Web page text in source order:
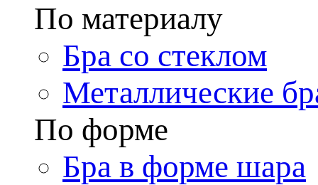
По материалу
Бра со стеклом
Металлические
По форме
Бра в форме шара